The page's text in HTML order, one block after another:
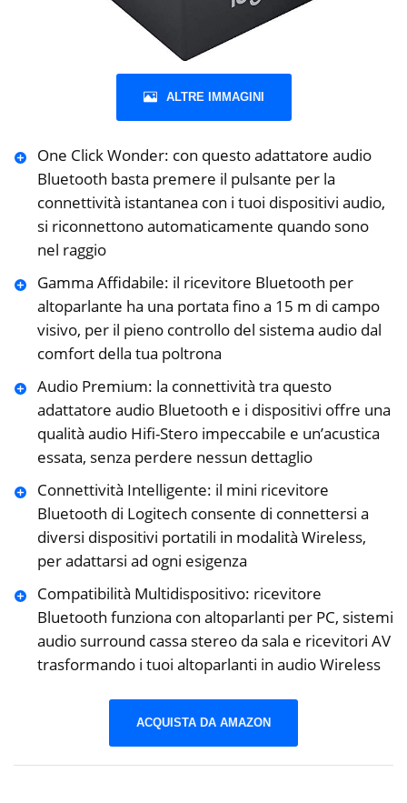
ALTRE IMMAGINI
One Click Wonder: con questo adattatore audio
Bluetooth basta premere il pulsante per la
‎connettività istantanea con i tuoi dispositivi audio,
si riconnettono automaticamente quando sono
‎nel raggio
Gamma Affidabile: il ricevitore Bluetooth per
altoparlante ha una portata fino a 15 m di campo
visivo, per il pieno ‎controllo del sistema audio dal
comfort della tua poltrona
Audio Premium: la connettività tra questo
adattatore audio Bluetooth e i dispositivi offre una
‎qualità audio Hifi-Stero impeccabile e un’acustica
essata, senza perdere nessun dettaglio
Connettività Intelligente: il mini ricevitore
Bluetooth di Logitech consente di connettersi a
diversi ‎dispositivi portatili in modalità Wireless,
per adattarsi ad ogni esigenza
Compatibilità Multidispositivo: ricevitore
Bluetooth funziona con altoparlanti per PC, sistemi
‎audio surround cassa stereo da sala e ricevitori AV
trasformando i tuoi altoparlanti in ‎audio Wireless
ACQUISTA DA AMAZON